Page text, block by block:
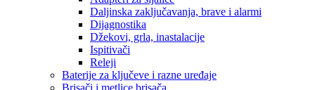
Daljinska zaključavanja, brave i alarmi
Dijagnostika
Džekovi, grla, inastalacije
Ispitivači
Releji
Baterije za ključeve i razne uređaje